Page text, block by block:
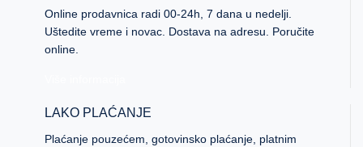
Online prodavnica radi 00-24h, 7 dana u nedelji.
Uštedite vreme i novac. Dostava na adresu. Poručite
online.
LAKO PLAĆANJE
Plaćanje pouzećem, gotovinsko plaćanje, platnim